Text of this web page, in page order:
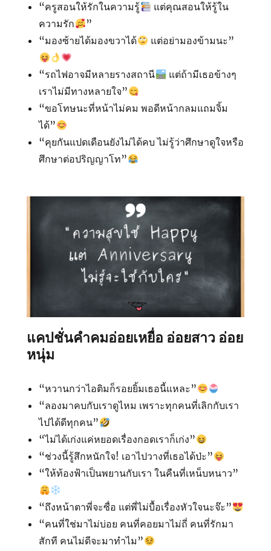
“ครูสอนให้รักในความรู้
แต่คุณสอนให้รู้ใน
ความรัก
”
“มองซ้ายได้มองขวาได้
แต่อย่ามองข้ามนะ”
“รถไฟอาจมีหลายรางสถานี
แต่ถ้ามีเธอข้างๆ
เราไม่มีทางหลายใจ”
“ขอโทษนะที่หน้าไม่คม พอดีหน้ากลมแถมจิ้ม
ได้”
“คุยกันแปดเดือนยังไม่ได้คบ ไม่รู้ว่าศึกษาดูใจหรือ
ศึกษาต่อปริญญาโท”
แคปชั่นคำคมอ่อยเหยื่อ อ่อยสาว อ่อย
หนุ่ม
“หวานกว่าไอติมก็รอยยิ้มเธอนี้แหละ”
“ลองมาคบกับเราดูไหม เพราะทุกคนที่เลิกกับเรา
ไปได้ดีทุกคน”
“ไม่ได้เก่งแค่หยอดเรื่องกอดเราก็เก่ง”
“ช่วงนี้รู้สึกหนักใจ! เอาไปวางที่เธอได้ป่ะ”
“ให้ท้องฟ้าเป็นพยานกับเรา ในคืนที่เหน็บหนาว”
“ถึงหน้าตาพี่จะซื่อ แต่พี่ไม่บื้อเรื่องหัวใจนะจ๊ะ”
“คนที่ใช่มาไม่บ่อย คนที่คอยมาไม่ถี่ คนที่รักมา
สักที คนไม่ดีจะมาทำไม”